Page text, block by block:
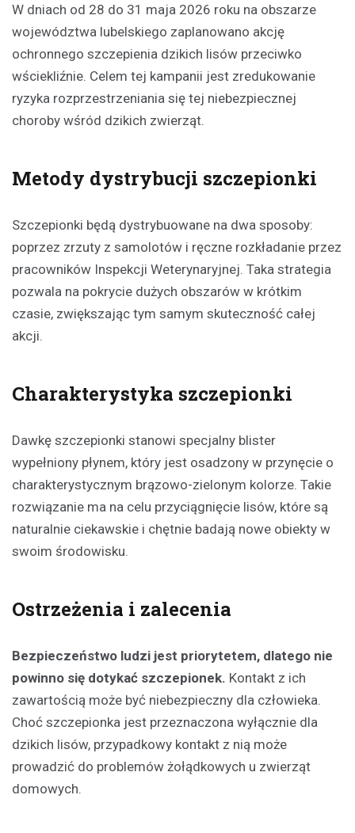
W dniach od 28 do 31 maja 2026 roku na obszarze
województwa lubelskiego zaplanowano akcję
ochronnego szczepienia dzikich lisów przeciwko
wściekliźnie. Celem tej kampanii jest zredukowanie
ryzyka rozprzestrzeniania się tej niebezpiecznej
choroby wśród dzikich zwierząt.
Metody dystrybucji szczepionki
Szczepionki będą dystrybuowane na dwa sposoby:
poprzez zrzuty z samolotów i ręczne rozkładanie przez
pracowników Inspekcji Weterynaryjnej. Taka strategia
pozwala na pokrycie dużych obszarów w krótkim
czasie, zwiększając tym samym skuteczność całej
akcji.
Charakterystyka szczepionki
Dawkę szczepionki stanowi specjalny blister
wypełniony płynem, który jest osadzony w przynęcie o
charakterystycznym brązowo-zielonym kolorze. Takie
rozwiązanie ma na celu przyciągnięcie lisów, które są
naturalnie ciekawskie i chętnie badają nowe obiekty w
swoim środowisku.
Ostrzeżenia i zalecenia
Bezpieczeństwo ludzi jest priorytetem, dlatego nie
powinno się dotykać szczepionek. Kontakt z ich
zawartością może być niebezpieczny dla człowieka.
Choć szczepionka jest przeznaczona wyłącznie dla
dzikich lisów, przypadkowy kontakt z nią może
prowadzić do problemów żołądkowych u zwierząt
domowych.